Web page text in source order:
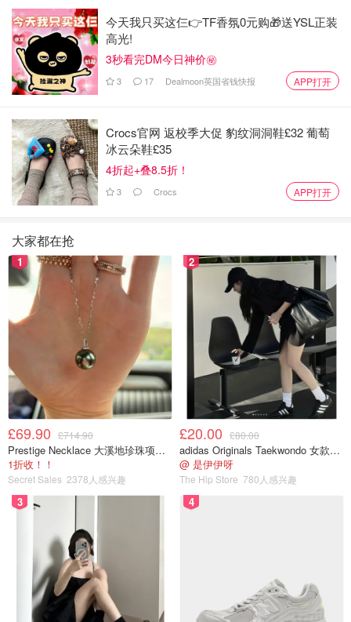
如，Bedale 和绗缝 Barbour 的制作考虑了不同的条件）它
们都具有防水性能。
造成 Barbour价格高昂的最重要因素之一是
每件产品的工
艺。例如，Barbour 夹克由技艺高超的工匠制作，具有手工
官网链接：https://www.barbour.com/uk/
「女士」Allerston 蜡染夹克
图片来自于@Barbour，版权属于原作者
这款Barbour Allerston 蜡染夹克是超经典款，设计既向过去
致敬，又始终与时俱进
。这款四口袋蜡染棉质设计采用超大
尺寸的标志性灯芯绒领和品牌拉环拉链，为这款传统设计增
克都非常适合搭配雨靴或运动鞋。
「女士」Brackley 蜡染风衣
今天我只买这仨👉TF香氛0元购🎁送YSL正装
高光!
3秒看完DM今日神价㊙️
3 17 Dealmoon英国省钱快报 APP打开
Crocs官网 返校季大促 豹纹洞洞鞋£32 葡萄
冰云朵鞋£35
4折起+叠8.5折！
3 Crocs APP打开
大家都在抢
1
£69.90 £714.90
Prestige Necklace 大溪地珍珠项链 10-11mm
1折收！！
Secret Sales 2378人感兴趣
2
£20.00 £80.00
adidas Originals Taekwondo 女款黑色运动鞋
@ 是伊伊呀
The Hip Store 780人感兴趣
3 4